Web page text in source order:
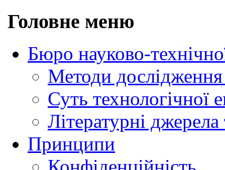
Головне меню
Бюро науково-
Методи
Суть технологічної
Літературні джерела
Принципи